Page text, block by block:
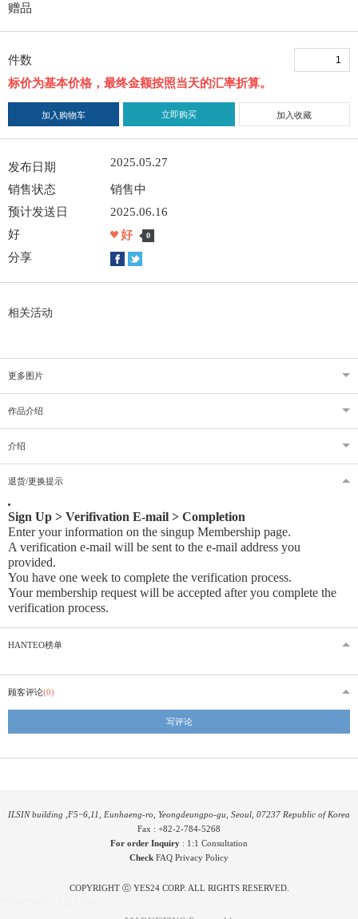
赠品
件数
标价为基本价格，最终金额按照当天的汇率折算。
加入购物车 立即购买 加入收藏
发布日期 2025.05.27
销售状态
销售中
预计发送日
2025.06.16
好
好 0
分享
相关活动
更多图片
作品介绍
介绍
退货/更换提示
Sign Up > Verifivation E-mail > Completion
Enter your information on the singup Membership page.
A verification e-mail will be sent to the e-mail address you
provided.
You have one week to complete the verification process.
Your membership request will be accepted after you complete the
verification process.
HANTEO榜单
顾客评论(0)
写评论
ILSIN building ,F5~6,11, Eunhaeng-ro, Yeongdeungpo-gu, Seoul, 07237 Republic of Korea
Fax : +82-2-784-5268
For order Inquiry : 1:1 Consultation
Check FAQ Privacy Policy
COPYRIGHT ⓒ YES24 CORP. ALL RIGHTS RESERVED.